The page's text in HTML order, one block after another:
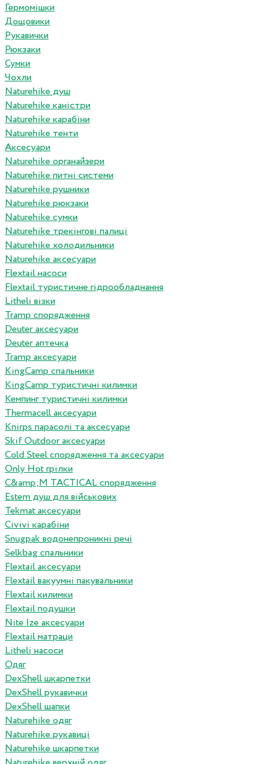
Гермомішки
Дощовики
Рукавички
Рюкзаки
Сумки
Чохли
Naturehike душ
Naturehike каністри
Naturehike карабіни
Naturehike тенти
Аксесуари
Naturehike органайзери
Naturehike питні системи
Naturehike рушники
Naturehike рюкзаки
Naturehike сумки
Naturehike трекінгові палиці
Naturehike холодильники
Naturehike аксесуари
Flextail насоси
Flextail туристичне гідрообладнання
Litheli візки
Tramp спорядження
Deuter аксесуари
Deuter аптечка
Tramp аксесуари
KingCamp спальники
KingCamp туристичні килимки
Кемпинг туристичні килимки
Thermacell аксесуари
Knirps парасолі та аксесуари
Skif Outdoor аксесуари
Cold Steel спорядження та аксесуари
Only Hot грілки
C&amp;M TACTICAL спорядження
Estem душ для військових
Tekmat аксесуари
Сivivi карабіни
Snugpak водонепроникні речі
Selkbag спальники
Flextail аксесуари
Flextail вакуумні пакувальники
Flextail килимки
Flextail подушки
Nite Ize аксесуари
Flextail матраци
Litheli насоси
Одяг
DexShell шкарпетки
DexShell рукавички
DexShell шапки
Naturehike одяг
Naturehike рукавиці
Naturehike шкарпетки